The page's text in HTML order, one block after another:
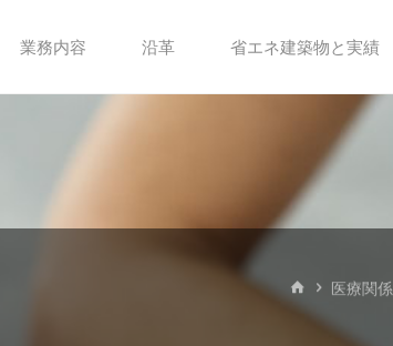
業務内容 沿革 省エネ建築物と実績
ホ
ム
医療関係